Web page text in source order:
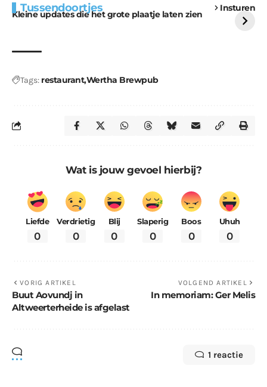
Tussendoortjes Insturen
Kleine updates die het grote plaatje laten zien
voor kabouters
uitdaging
Tags: restaurantWertha Brewpub
Wat is jouw gevoel hierbij?
Liefde
0
Verdrietig
0
Blij
0
Slaperig
0
Boos
0
Uhuh
0
VORIG ARTIKEL
Buut Aovundj in
Altweerterheide is afgelast
VOLGEND ARTIKEL
In memoriam: Ger Melis
1 reactie